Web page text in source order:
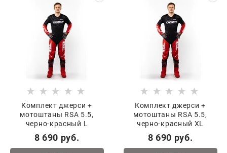
Комплект джерси +
мотоштаны RSA 5.5,
черно-красный L
8 690 руб.
Комплект джерси +
мотоштаны RSA 5.5,
черно-красный XL
8 690 руб.